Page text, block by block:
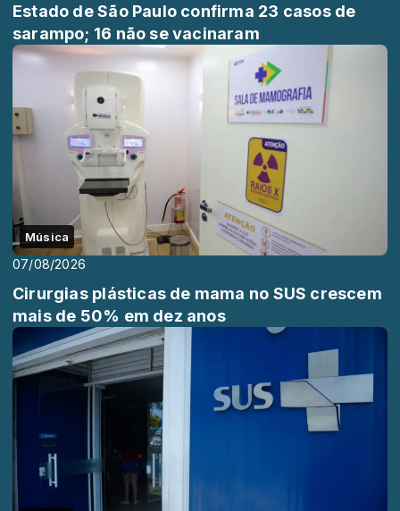
Estado de São Paulo confirma 23 casos de
sarampo; 16 não se vacinaram
Música
07/08/2026
Cirurgias plásticas de mama no SUS crescem
mais de 50% em dez anos